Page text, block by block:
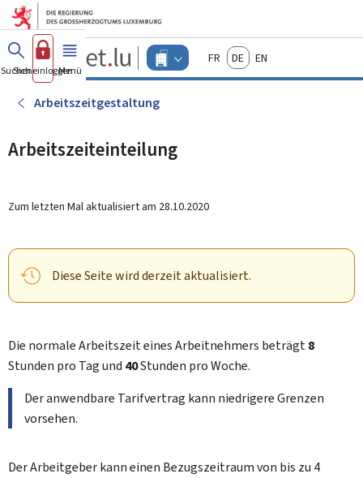
Zum Hauptmenü
Zum Inhalt
Guichet.lu
Changer
d'espace
actif
FrançaisDeutschEnglish
Suchen
Sich einloggen
Menü Haupt-
Arbeitszeitgestaltung
Arbeitszeiteinteilung
Zum letzten Mal aktualisiert am 28.10.2020
Diese Seite wird derzeit aktualisiert.
Die normale Arbeitszeit eines Arbeitnehmers beträgt8
Stunden pro Tag und 40Stunden pro Woche.
Der anwendbare Tarifvertrag kann niedrigere Grenzen
vorsehen.
Der Arbeitgeber kann einen Bezugszeitraum von bis zu 4